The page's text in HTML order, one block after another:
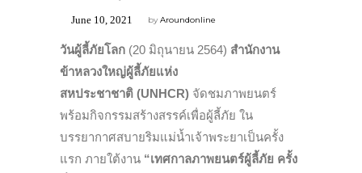
byAroundonline
June 10, 2021
วันผู้ลี้ภัยโลก (20 มิถุนายน 2564) สำนักงาน
ข้าหลวงใหญ่ผู้ลี้ภัยแห่ง
สหประชาชาติ (UNHCR) จัดชมภาพยนตร์
พร้อมกิจกรรมสร้างสรรค์เพื่อผู้ลี้ภัย ใน
บรรยากาศสบายริมแม่น้ำเจ้าพระยาเป็นครั้ง
แรก ภายใต้งาน “เทศกาลภาพยนตร์ผู้ลี้ภัย ครั้ง